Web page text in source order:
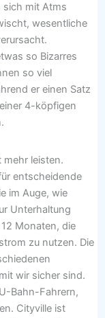
sich mit Atms
wesentliche
so Bizarres
so viel
er einen Satz
4-köpfigen
leisten.
entscheidende
im Auge, wie
Unterhaltung
Monaten, die
zu nutzen. Die
wir sicher sind.
Bahn-Fahrern,
Cityville ist